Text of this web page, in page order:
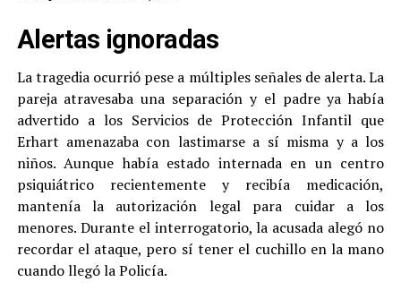
Alertas ignoradas
La tragedia ocurrió pese a múltiples señales de alerta. La
pareja atravesaba una separación y el padre ya había
advertido a los Servicios de Protección Infantil que
Erhart amenazaba con lastimarse a sí misma y a los
niños. Aunque había estado internada en un centro
psiquiátrico recientemente y recibía medicación,
mantenía la autorización legal para cuidar a los
menores. Durante el interrogatorio, la acusada alegó no
recordar el ataque, pero sí tener el cuchillo en la mano
cuando llegó la Policía.